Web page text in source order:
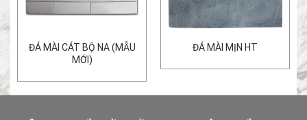
ĐÁ MÀI CÁT BỘ NA (MẪU
MỚI)
ĐÁ MÀI MỊN HT